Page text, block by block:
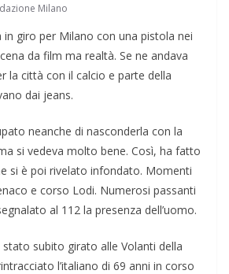
Milano
in giro per Milano con una pistola nei
da film ma realtà. Se ne andava
la città con il calcio e parte della
dai jeans.
neanche di nasconderla con la
si vedeva molto bene. Così, ha fatto
si è poi rivelato infondato. Momenti
e corso Lodi. Numerosi passanti
al 112 la presenza dell’uomo.
stato subito girato alle Volanti della
l’italiano di 69 anni in corso